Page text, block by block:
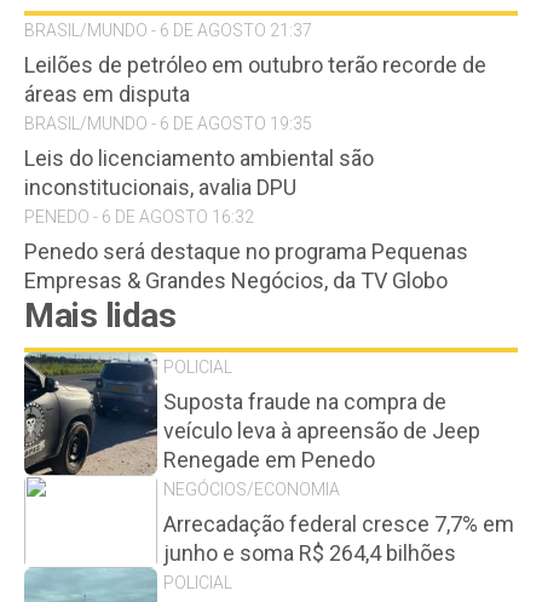
BRASIL/MUNDO - 6 DE AGOSTO 21:37
Leilões de petróleo em outubro terão recorde de
áreas em disputa
BRASIL/MUNDO - 6 DE AGOSTO 19:35
Leis do licenciamento ambiental são
inconstitucionais, avalia DPU
PENEDO - 6 DE AGOSTO 16:32
Penedo será destaque no programa Pequenas
Empresas & Grandes Negócios, da TV Globo
Mais lidas
POLICIAL
Suposta fraude na compra de
veículo leva à apreensão de Jeep
Renegade em Penedo
NEGÓCIOS/ECONOMIA
Arrecadação federal cresce 7,7% em
junho e soma R$ 264,4 bilhões
POLICIAL